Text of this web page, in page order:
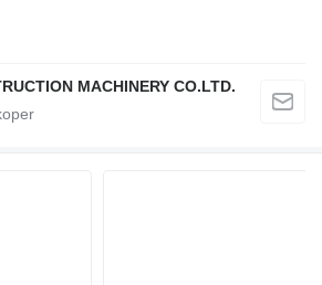
MACHINERY CO.LTD.